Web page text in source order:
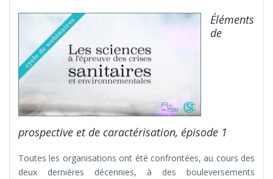
Éléments
de
prospective et de caractérisation, épisode 1
Toutes les organisations ont été confrontées, au cours des
deux dernières décennies, à des bouleversements